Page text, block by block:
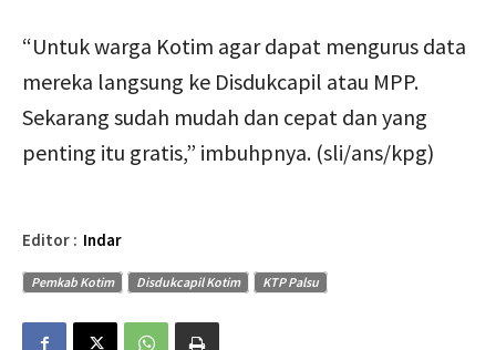
“Untuk warga Kotim agar dapat mengurus data
mereka langsung ke Disdukcapil atau MPP.
Sekarang sudah mudah dan cepat dan yang
penting itu gratis,” imbuhpnya. (sli/ans/kpg)
Editor : Indar
Pemkab Kotim Disdukcapil Kotim KTP Palsu